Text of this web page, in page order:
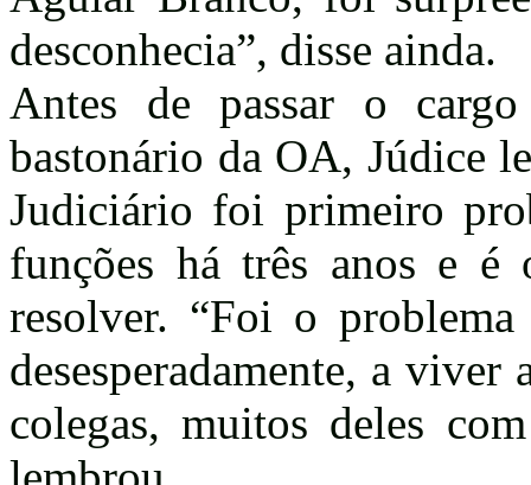
desconhecia”, disse ainda.
Antes de passar o
bastonário da OA, Júdice
Judiciário foi primeiro
funções há três anos e
resolver. “Foi o
desesperadamente, a
colegas, muitos deles